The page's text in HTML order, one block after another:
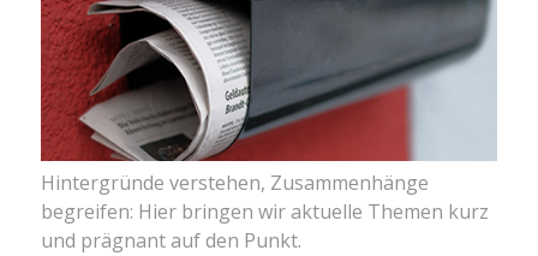
Hintergründe verstehen, Zusammenhänge
begreifen: Hier bringen wir aktuelle Themen kurz
und prägnant auf den Punkt.